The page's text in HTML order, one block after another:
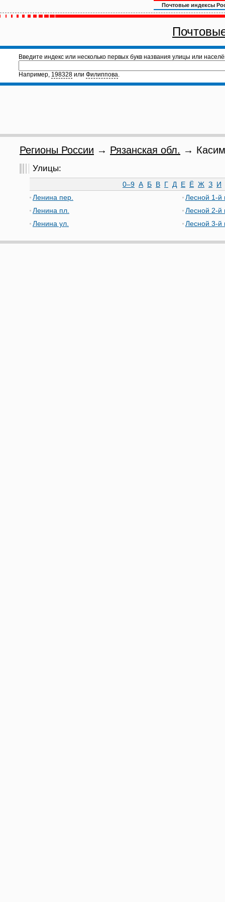
Почтовые индексы
Введите индекс или несколько первых букв названия улицы или
Например, 198328 или Филиппова.
Регионы России → Рязанская обл. →
Улицы:
0–9 А Б В Г Д Е Ё Ж З И
Ленина пер.
Ленина пл.
Ленина ул.
Лесной 1-й
Лесной 2-й
Лесной 3-й